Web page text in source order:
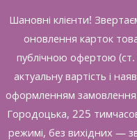
Шановні клієнти!
оновлення карток
публічною офертою
актуальну вартість і
оформленням
Городоцька, 225
режимі, без вихідних —
до
вмісту
Меблі Скай Львів
ТЕРРА
Комод